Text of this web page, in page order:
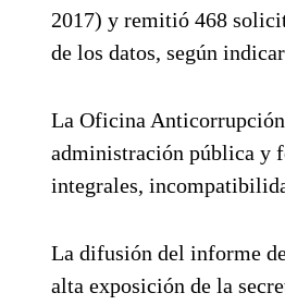
2017) y remitió 468
de los datos, según
La Oficina
administración pública y
integrales,
La difusión del informe
alta exposición de la